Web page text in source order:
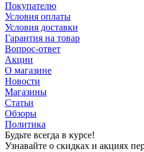
Покупателю
Условия оплаты
Условия доставки
Гарантия на товар
Вопрос-ответ
Акции
О магазине
Новости
Магазины
Статьи
Обзоры
Политика
Будьте всегда в курсе!
Узнавайте о скидках и акциях